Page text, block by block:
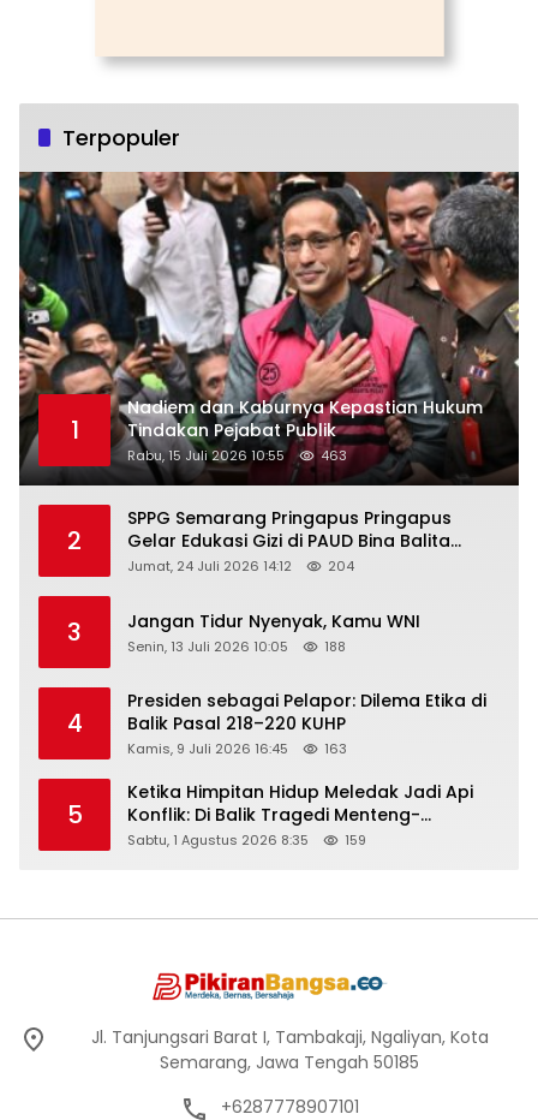
Terpopuler
1
Nadiem dan Kaburnya Kepastian Hukum
Tindakan Pejabat Publik
Rabu, 15 Juli 2026 10:55 463
2
SPPG Semarang Pringapus Pringapus
Gelar Edukasi Gizi di PAUD Bina Balita
Peringati Hari Anak Nasional 2026
Jumat, 24 Juli 2026 14:12 204
3 Jangan Tidur Nyenyak, Kamu WNI
Senin, 13 Juli 2026 10:05 188
4
Presiden sebagai Pelapor: Dilema Etika di
Balik Pasal 218–220 KUHP
Kamis, 9 Juli 2026 16:45 163
5
Ketika Himpitan Hidup Meledak Jadi Api
Konflik: Di Balik Tragedi Menteng-
Matraman Hingga Maling Ayam di Bali
Sabtu, 1 Agustus 2026 8:35 159
Jl. Tanjungsari Barat I, Tambakaji, Ngaliyan, Kota
Semarang, Jawa Tengah 50185
+6287778907101